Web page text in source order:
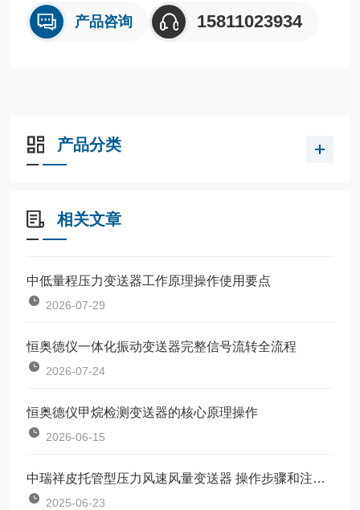
产品咨询 15811023934
产品分类
相关文章
中低量程压力变送器工作原理操作使用要点
2026-07-29
恒奥德仪一体化振动变送器完整信号流转全流程
2026-07-24
恒奥德仪甲烷检测变送器的核心原理操作
2026-06-15
中瑞祥皮托管型压力风速风量变送器 操作步骤和注意事项
2025-06-23